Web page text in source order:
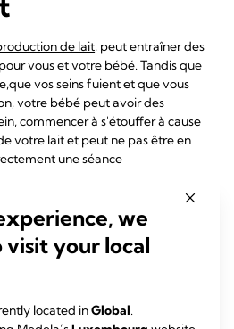
de lait, peut entraîner des
vous et votre bébé. Tandis que
vos seins fuient et que vous
votre bébé peut avoir des
commencer à s'étouffer à cause
votre lait et peut ne pas être en
une séance
quantité de lait maternel
réduire la force de
pas trop de lait non plus pour
soulager l'inconfort. Essayez
we
visit your local
located inGlobal.